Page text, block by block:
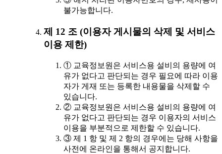
불가능합니다.
제 12 조 (이용자 게시물의 삭제 및 서비스
이용 제한)
① 교육정보원은 서비스용 설비의 용량에 여
유가 없다고 판단되는 경우 필요에 따라 이용
자가 게재 또는 등록한 내용물을 삭제할 수
있습니다.
② 교육정보원은 서비스용 설비의 용량에 여
유가 없다고 판단되는 경우 이용자의 서비스
이용을 부분적으로 제한할 수 있습니다.
③ 제 1 항 및 제 2 항의 경우에는 당해 사항을
사전에 온라인을 통해서 공지합니다.